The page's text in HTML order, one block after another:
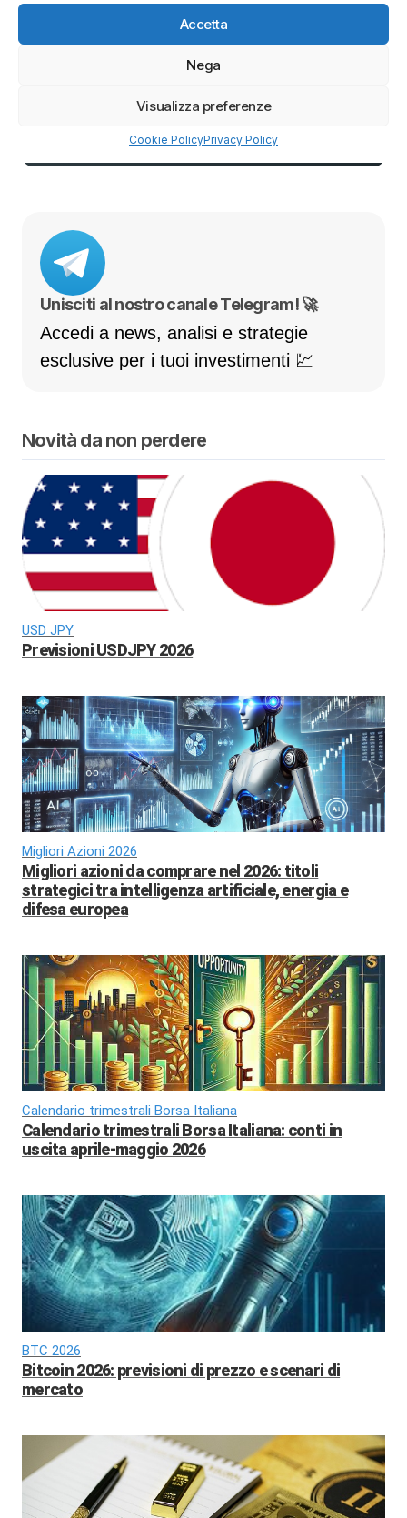
Accetta
Nega
Visualizza preferenze
Cookie PolicyPrivacy Policy
0 commissioni su azioni ed ETF
Unisciti al nostro canale Telegram! 🚀
Accedi a news, analisi e strategie
esclusive per i tuoi investimenti 💹
Novità da non perdere
USD JPY
Previsioni USDJPY 2026
Migliori Azioni 2026
Migliori azioni da comprare nel 2026: titoli
strategici tra intelligenza artificiale, energia e
difesa europea
Calendario trimestrali Borsa Italiana
Calendario trimestrali Borsa Italiana: conti in
uscita aprile-maggio 2026
BTC 2026
Bitcoin 2026: previsioni di prezzo e scenari di
mercato